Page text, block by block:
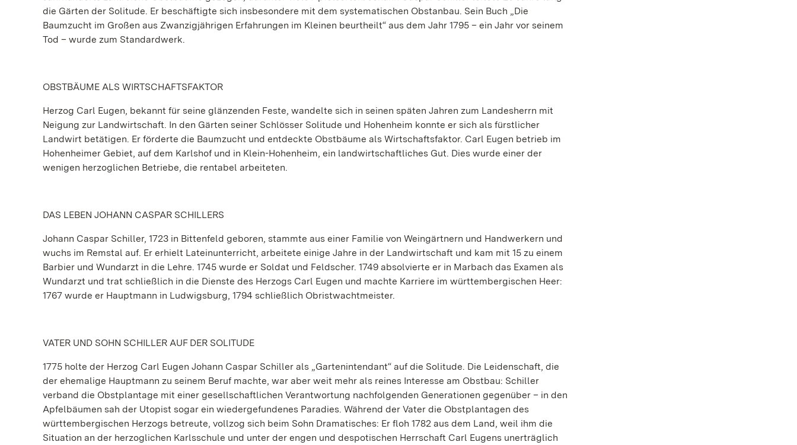
die Gärten der Solitude. Er beschäftigte sich insbesondere mit dem systematischen Obstanbau. Sein Buch „Die
Baumzucht im Großen aus Zwanzigjährigen Erfahrungen im Kleinen beurtheilt“ aus dem Jahr 1795 – ein Jahr vor seinem
Tod – wurde zum Standardwerk.
OBSTBÄUME ALS WIRTSCHAFTSFAKTOR
Herzog Carl Eugen, bekannt für seine glänzenden Feste, wandelte sich in seinen späten Jahren zum Landesherrn mit
Neigung zur Landwirtschaft. In den Gärten seiner Schlösser Solitude und Hohenheim konnte er sich als fürstlicher
Landwirt betätigen. Er förderte die Baumzucht und entdeckte Obstbäume als Wirtschaftsfaktor. Carl Eugen betrieb im
Hohenheimer Gebiet, auf dem Karlshof und in Klein-Hohenheim, ein landwirtschaftliches Gut. Dies wurde einer der
wenigen herzoglichen Betriebe, die rentabel arbeiteten.
DAS LEBEN JOHANN CASPAR SCHILLERS
Johann Caspar Schiller, 1723 in Bittenfeld geboren, stammte aus einer Familie von Weingärtnern und Handwerkern und
wuchs im Remstal auf. Er erhielt Lateinunterricht, arbeitete einige Jahre in der Landwirtschaft und kam mit 15 zu einem
Barbier und Wundarzt in die Lehre. 1745 wurde er Soldat und Feldscher. 1749 absolvierte er in Marbach das Examen als
Wundarzt und trat schließlich in die Dienste des Herzogs Carl Eugen und machte Karriere im württembergischen Heer:
1767 wurde er Hauptmann in Ludwigsburg, 1794 schließlich Obristwachtmeister.
VATER UND SOHN SCHILLER AUF DER SOLITUDE
1775 holte der Herzog Carl Eugen Johann Caspar Schiller als „Gartenintendant“ auf die Solitude. Die Leidenschaft, die
der ehemalige Hauptmann zu seinem Beruf machte, war aber weit mehr als reines Interesse am Obstbau: Schiller
verband die Obstplantage mit einer gesellschaftlichen Verantwortung nachfolgenden Generationen gegenüber – in den
Apfelbäumen sah der Utopist sogar ein wiedergefundenes Paradies. Während der Vater die Obstplantagen des
württembergischen Herzogs betreute, vollzog sich beim Sohn Dramatisches: Er floh 1782 aus dem Land, weil ihm die
Situation an der herzoglichen Karlsschule und unter der engen und despotischen Herrschaft Carl Eugens unerträglich